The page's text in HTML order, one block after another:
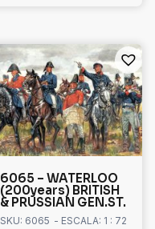
6065 – WATERLOO
(200years) BRITISH
& PRUSSIAN GEN.ST.
SKU: 6065 - ESCALA: 1 : 72